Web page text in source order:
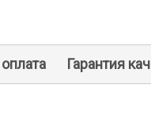
Гарантия